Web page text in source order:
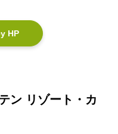
HP
ン リゾート・カ